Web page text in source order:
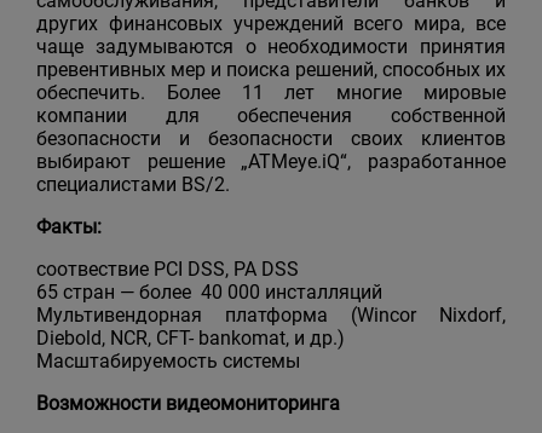
других финансовых учреждений всего мира, все
чаще задумываются о необходимости принятия
превентивных мер и поиска решений, способных их
обеспечить. Более 11 лет многие мировые
компании для обеспечения собственной
безопасности и безопасности своих клиентов
выбирают решение „ATMeye.iQ“, разработанное
специалистами BS/2.
Факты:
соотвествие PCI DSS, PA DSS
65 стран — более 40 000 инсталляций
Мультивендорная платформа (Wincor Nixdorf,
Diebold, NCR, CFT- bankomat, и др.)
Масштабируемость системы
Возможности видеомониторинга